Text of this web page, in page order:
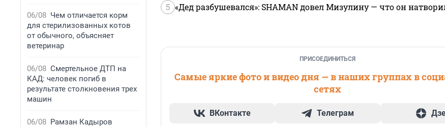
06/08 Чем отличается корм
для стерилизованных котов
от обычного, объясняет
ветеринар
06/08 Смертельное ДТП на
КАД: человек погиб в
результате столкновения трех
машин
06/08 Рамзан Кадыров
5 «Дед разбушевался»: SHAMAN довел Мизулину — что он
ПРИСОЕДИНИТЬСЯ
Самые яркие фото и видео дня — в наших группах в
сетях
ВКонтакте Телеграм